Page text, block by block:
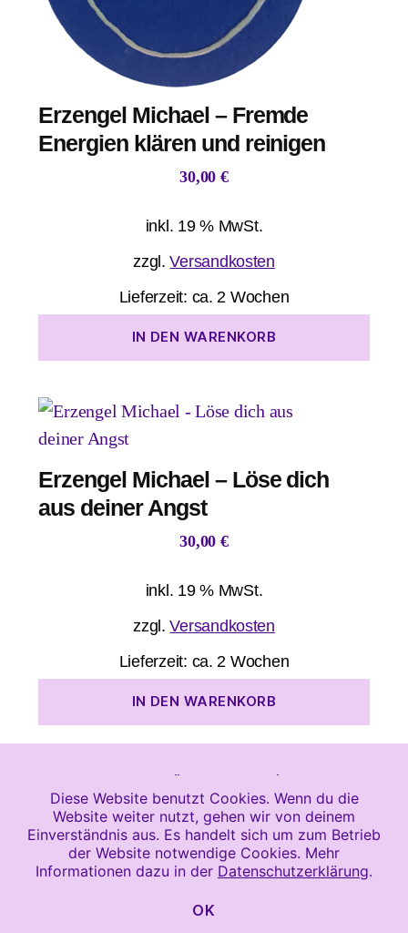
Erzengel Michael – Fremde
Energien klären und reinigen
30,00 €
inkl. 19 % MwSt.
zzgl.Versandkosten
Lieferzeit: ca. 2 Wochen
IN DEN WARENKORB
Erzengel Michael – Löse dich
aus deiner Angst
30,00 €
inkl. 19 % MwSt.
zzgl.Versandkosten
Lieferzeit: ca. 2 Wochen
IN DEN WARENKORB
Heile Jetzt! Newsletter
Design und Entwicklung durchWittler
Webdesign
FacebookInstagram
Diese Website benutzt Cookies. Wenn du die
Website weiter nutzt, gehen wir von deinem
Einverständnis aus. Es handelt sich um zum Betrieb
der Website notwendige Cookies. Mehr
Informationen dazu in der Datenschutzerklärung.
OK